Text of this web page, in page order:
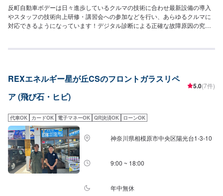
反町自動車ボデーは日々進歩しているクルマの技術に合わせ最新設備の導入
やスタッフの技術向上研修・講習会への参加などを行い、あらゆるクルマに
対応できるようになっています！デジタル診断による正確な故障原因の究明
備士による点検・メンテナンス、クルマのパーツ交換や取り付け・カスタム
---------------------------【1】オファーにてお問い合わせ【2】お見積り【3】お
見積りにご納得いただければ作業開始【4】仕上がり次第納車〈納期につい
て〉通常1~2日程度で納車いたします！車種や状態などにより作業内容が異
て〉無料の代車ご用意しております！愛車の作業中は代車をご利用くださ
い！※代車の燃料代はお客様にご負担いただいております。【定休日・営業時
間】定休日：不定休営業時間：9:00~18:00
REXエネルギー星が丘CSのフロントガラスリペ
ア (飛び石・ヒビ)
5.0(7件)
代車OK カードOK 電子マネーOK QR決済OK ローンOK
神奈川県相模原市中央区陽光台1-3-10
9:00 ~ 18:00
年中無休